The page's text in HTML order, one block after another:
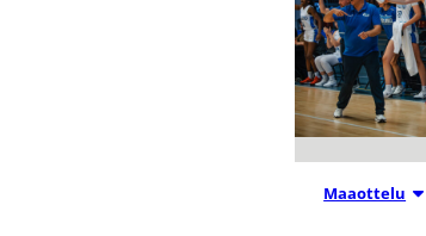
Maaottelu